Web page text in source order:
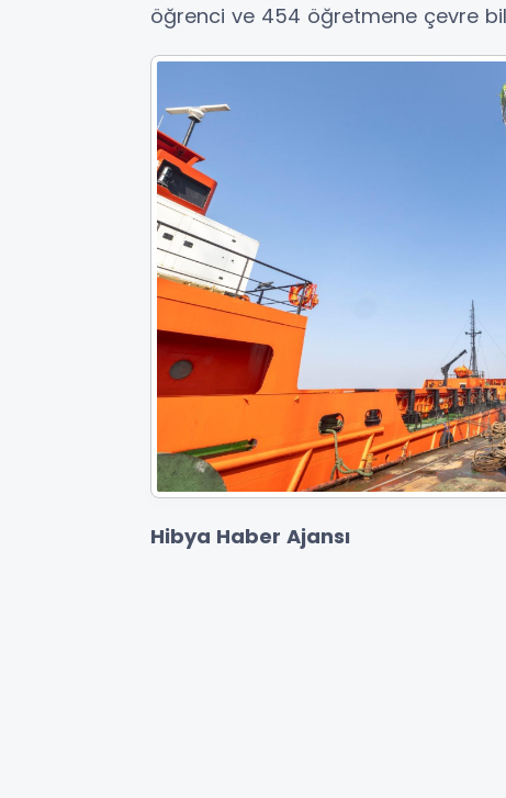
öğrenci ve 454 öğretmene çevre
Hibya Haber Ajansı